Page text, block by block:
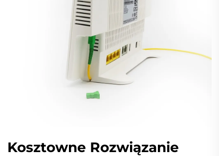
Kosztowne Rozwiązanie